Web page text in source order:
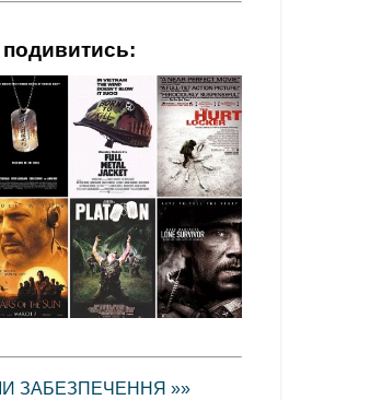
ЗАБЕЗПЕЧЕННЯ »»